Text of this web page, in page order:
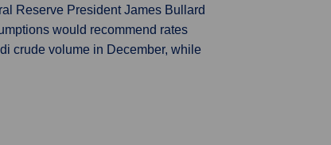
Reserve President James Bullard
would recommend rates
crude volume in December, while